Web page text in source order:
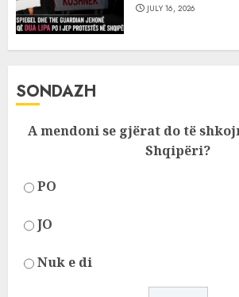
JULY 16, 2026
SONDAZH
A mendoni se gjërat do të
Shqipëri?
PO
JO
Nuk e di